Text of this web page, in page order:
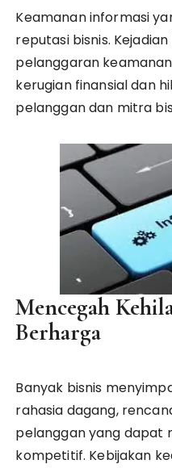
Keamanan informasi
reputasi bisnis.
pelanggaran
kerugian finansial dan
pelanggan dan mitra
Mencegah
Berharga
Banyak bisnis
rahasia dagang,
pelanggan yang dapat
kompetitif. Kebijakan